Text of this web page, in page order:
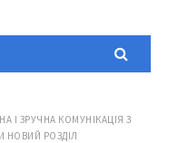
І ЗРУЧНА КОМУНІКАЦІЯ З
НОВИЙ РОЗДІЛ